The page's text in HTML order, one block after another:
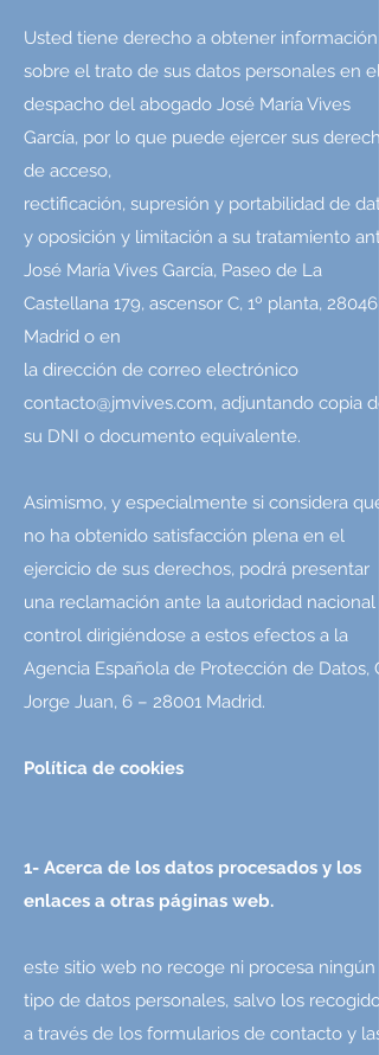
Usted tiene derecho a obtener información
sobre el trato de sus datos personales en el
despacho del abogado José María Vives
García, por lo que puede ejercer sus
de acceso,
rectificación, supresión y portabilidad de
y oposición y limitación a su tratamiento
José María Vives García, Paseo de La
Castellana 179, ascensor C, 1º planta, 28046,
Madrid o en
la dirección de correo electrónico
contacto@jmvives.com, adjuntando copia de
su DNI o documento equivalente.
Asimismo, y especialmente si considera que
no ha obtenido satisfacción plena en el
ejercicio de sus derechos, podrá presentar
una reclamación ante la autoridad nacional
control dirigiéndose a estos efectos a la
Agencia Española de Protección de Datos,
Jorge Juan, 6 – 28001 Madrid.
Política de cookies
1- Acerca de los datos procesados y los
enlaces a otras páginas web.
este sitio web no recoge ni procesa ningún
tipo de datos personales, salvo los recogidos
a través de los formularios de contacto y las